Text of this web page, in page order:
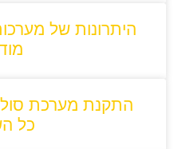
היתרונות של
התקנת מערכת
כל